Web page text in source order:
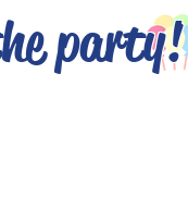
party!